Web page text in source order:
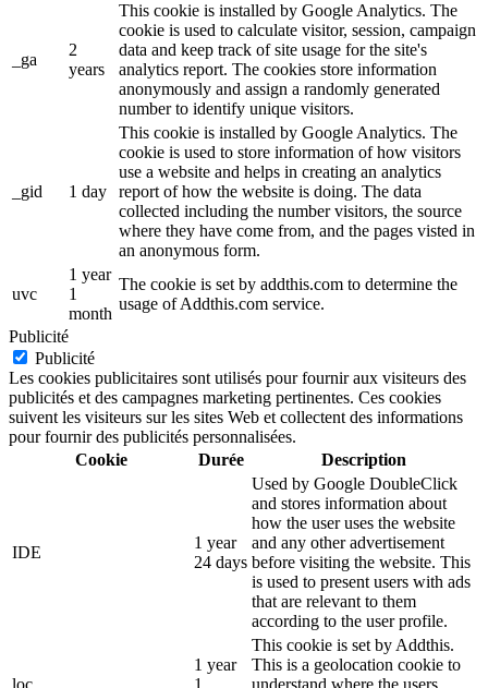
_ga
2
years
This cookie is installed by Google Analytics. The
cookie is used to calculate visitor, session, campaign
data and keep track of site usage for the site's
analytics report. The cookies store information
anonymously and assign a randomly generated
number to identify unique visitors.
_gid 1 day
This cookie is installed by Google Analytics. The
cookie is used to store information of how visitors
use a website and helps in creating an analytics
report of how the website is doing. The data
collected including the number visitors, the source
where they have come from, and the pages visted in
an anonymous form.
uvc
1 year
1
month
The cookie is set by addthis.com to determine the
usage of Addthis.com service.
Publicité
Publicité
Les cookies publicitaires sont utilisés pour fournir aux visiteurs des
publicités et des campagnes marketing pertinentes. Ces cookies
suivent les visiteurs sur les sites Web et collectent des informations
pour fournir des publicités personnalisées.
Cookie
Durée Description
IDE
1 year
24 days
Used by Google DoubleClick
and stores information about
how the user uses the website
and any other advertisement
before visiting the website. This
is used to present users with ads
that are relevant to them
according to the user profile.
1 year
This cookie is set by Addthis.
This is a geolocation cookie to